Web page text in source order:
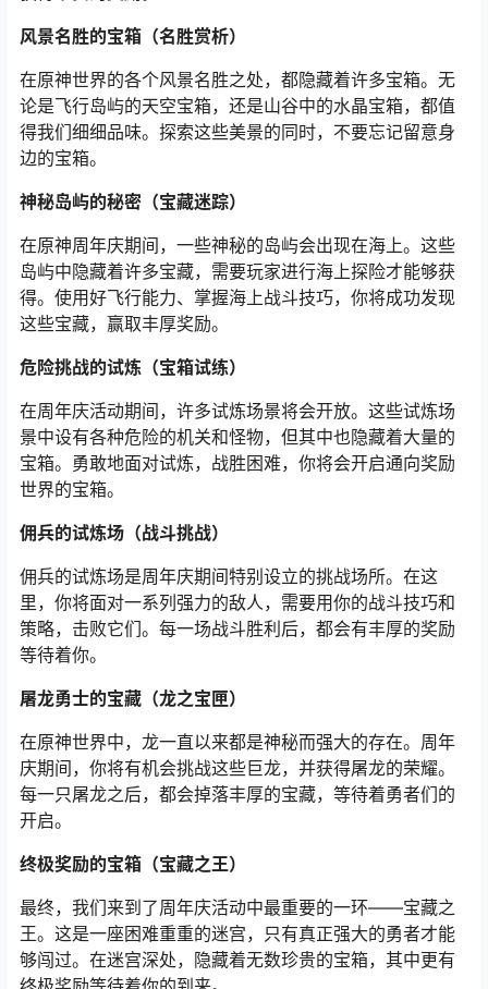
风景名胜的宝箱（名胜赏析）
在原神世界的各个风景名胜之处，都隐藏着许多宝箱。无
论是飞行岛屿的天空宝箱，还是山谷中的水晶宝箱，都值
得我们细细品味。探索这些美景的同时，不要忘记留意身
边的宝箱。
神秘岛屿的秘密（宝藏迷踪）
在原神周年庆期间，一些神秘的岛屿会出现在海上。这些
岛屿中隐藏着许多宝藏，需要玩家进行海上探险才能够获
得。使用好飞行能力、掌握海上战斗技巧，你将成功发现
这些宝藏，赢取丰厚奖励。
危险挑战的试炼（宝箱试练）
在周年庆活动期间，许多试炼场景将会开放。这些试炼场
景中设有各种危险的机关和怪物，但其中也隐藏着大量的
宝箱。勇敢地面对试炼，战胜困难，你将会开启通向奖励
世界的宝箱。
佣兵的试炼场（战斗挑战）
佣兵的试炼场是周年庆期间特别设立的挑战场所。在这
里，你将面对一系列强力的敌人，需要用你的战斗技巧和
策略，击败它们。每一场战斗胜利后，都会有丰厚的奖励
等待着你。
屠龙勇士的宝藏（龙之宝匣）
在原神世界中，龙一直以来都是神秘而强大的存在。周年
庆期间，你将有机会挑战这些巨龙，并获得屠龙的荣耀。
每一只屠龙之后，都会掉落丰厚的宝藏，等待着勇者们的
开启。
终极奖励的宝箱（宝藏之王）
最终，我们来到了周年庆活动中最重要的一环——宝藏之
王。这是一座困难重重的迷宫，只有真正强大的勇者才能
够闯过。在迷宫深处，隐藏着无数珍贵的宝箱，其中更有